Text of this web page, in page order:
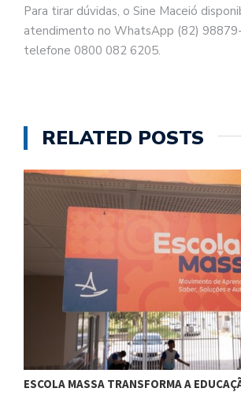
Para tirar dúvidas, o Sine Maceió
atendimento no WhatsApp (82)
telefone 0800 082 6205.
RELATED POSTS
ESCOLA MASSA TRANSFORMA A